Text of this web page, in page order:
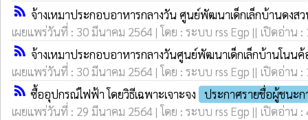
rss_feed จ้างเหมาประกอบอาหารกลางวัน ศูนย์พัฒนาเด็กเล็กบ้านดงส
เผยแพร่วันที่ : 30 มีนาคม 2564 | โดย : ระบบ rss Egp || เปิดอ่าน :
rss_feed จ้างเหมาประกอบอาหารกลางวันศูนย์พัฒนาเด็กเล็กบ้านโนน
เผยแพร่วันที่ : 30 มีนาคม 2564 | โดย : ระบบ rss Egp || เปิดอ่าน :
rss_feed ซื้ออุปกรณ์ไฟฟ้า โดยวิธีเฉพาะเจาะจง
ประกาศรายชื่อผู้ชนะก
เผยแพร่วันที่ : 29 มีนาคม 2564 | โดย : ระบบ rss Egp || เปิดอ่าน :